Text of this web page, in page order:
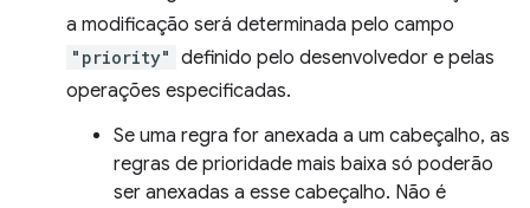
a modificação será determinada pelo campo
"priority" definido pelo desenvolvedor e pelas
operações especificadas.
Se uma regra for anexada a um cabeçalho, as
regras de prioridade mais baixa só poderão
ser anexadas a esse cabeçalho. Não é